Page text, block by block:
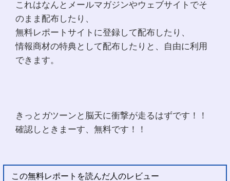
これはなんとメールマガジンやウェブサイトでそ
のまま配布したり、
無料レポートサイトに登録して配布したり、
情報商材の特典として配布したりと、自由に利用
できます。
きっとガツーンと脳天に衝撃が走るはずです！！
確認しときまーす、無料です！！
この無料レポートを読んだ人のレビュー